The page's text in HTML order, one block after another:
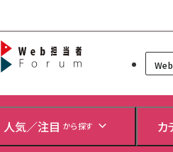
Web担当者
人気／注目 から探す カ
＼